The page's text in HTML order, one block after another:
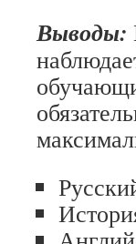
Выводы: